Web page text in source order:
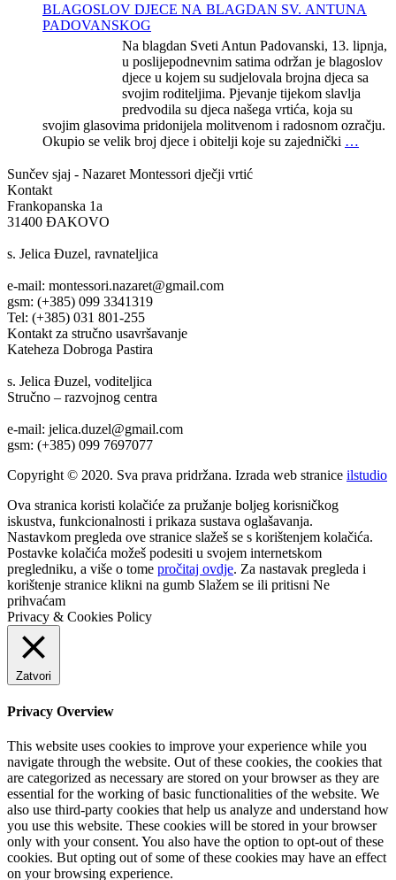
BLAGOSLOV DJECE NA BLAGDAN SV. ANTUNA
PADOVANSKOG
Na blagdan Sveti Antun Padovanski, 13. lipnja,
u poslijepodnevnim satima održan je blagoslov
djece u kojem su sudjelovala brojna djeca sa
svojim roditeljima. Pjevanje tijekom slavlja
predvodila su djeca našega vrtića, koja su
svojim glasovima pridonijela molitvenom i radosnom ozračju.
Okupio se velik broj djece i obitelji koje su zajednički …
Sunčev sjaj - Nazaret Montessori dječji vrtić
Kontakt
Frankopanska 1a
31400 ĐAKOVO
s. Jelica Đuzel, ravnateljica
e-mail: montessori.nazaret@gmail.com
gsm: (+385) 099 3341319
Tel: (+385) 031 801-255
Kontakt za stručno usavršavanje
Kateheza Dobroga Pastira
s. Jelica Đuzel, voditeljica
Stručno – razvojnog centra
e-mail: jelica.duzel@gmail.com
gsm: (+385) 099 7697077
Copyright © 2020. Sva prava pridržana. Izrada web stranice ilstudio
Ova stranica koristi kolačiće za pružanje boljeg korisničkog
iskustva, funkcionalnosti i prikaza sustava oglašavanja.
Nastavkom pregleda ove stranice slažeš se s korištenjem kolačića.
Postavke kolačića možeš podesiti u svojem internetskom
pregledniku, a više o tome pročitaj ovdje. Za nastavak pregleda i
korištenje stranice klikni na gumb Slažem se ili pritisni Ne
prihvaćam
Privacy & Cookies Policy
Zatvori
Privacy Overview
This website uses cookies to improve your experience while you
navigate through the website. Out of these cookies, the cookies that
are categorized as necessary are stored on your browser as they are
essential for the working of basic functionalities of the website. We
also use third-party cookies that help us analyze and understand how
you use this website. These cookies will be stored in your browser
only with your consent. You also have the option to opt-out of these
cookies. But opting out of some of these cookies may have an effect
on your browsing experience.